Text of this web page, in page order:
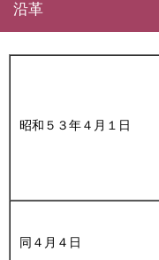
沿革
昭和５３年４月１日
同４月４日